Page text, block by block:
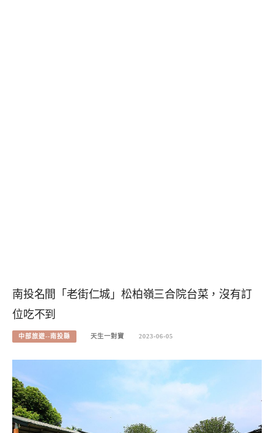
南投名間「老街仁城」松柏嶺三合院台菜，沒有訂
位吃不到
中部旅遊--南投縣 天生一對寶 2023-06-05